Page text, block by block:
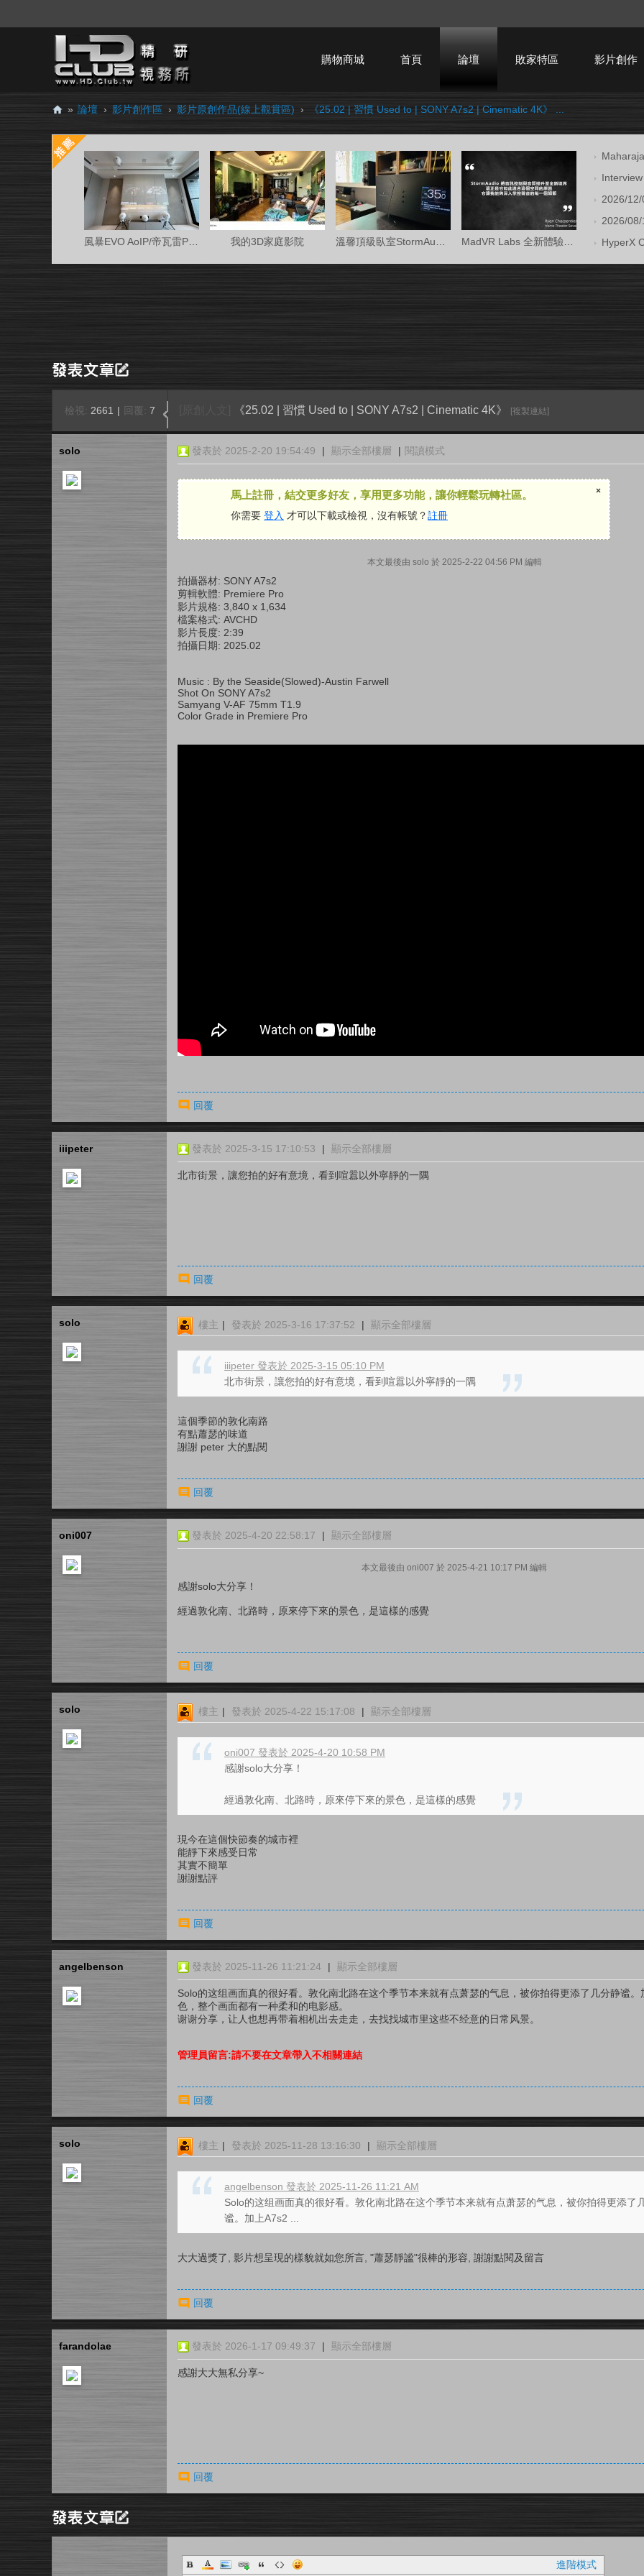
購物商城 首頁 論壇 敗家特區 影片創作
D.
Cl
» 論壇 › 影片創作區 › 影片原創作品(線上觀賞區) › 《25.02 | 習慣 Used to | SONY A7s2 | Cinematic 4K》 ...
我的3D家庭影院
2026/
2026/
HyperX
檢視: 2661 | 回覆: 7 《25.02 | 習慣 Used to | SONY A7s2 | Cinematic 4K》 [複製連結]
solo 發表於 2025-2-20 19:54:49 | 顯示全部樓層 | 閱讀模式
馬上註冊，結交更多好友，享用更多功能，讓你輕鬆玩轉社區。
你需要 登入 才可以下載或檢視，沒有帳號？註冊
×
本文最後由 solo 於 2025-2-22 04:56 PM 編輯
拍攝器材: SONY A7s2
剪輯軟體: Premiere Pro
影片規格: 3,840 x 1,634
檔案格式: AVCHD
影片長度: 2:39
拍攝日期: 2025.02
Music : By the Seaside(Slowed)-Austin Farwell
Shot On SONY A7s2
Samyang V-AF 75mm T1.9
Color Grade in Premiere Pro
回覆
iiipeter 發表於 2025-3-15 17:10:53 | 顯示全部樓層
北市街景，讓您拍的好有意境，看到喧囂以外寧靜的一隅
回覆
solo 樓主 | 發表於 2025-3-16 17:37:52 | 顯示全部樓層
iiipeter 發表於 2025-3-15 05:10 PM
北市街景，讓您拍的好有意境，看到喧囂以外寧靜的一隅
這個季節的敦化南路
有點蕭瑟的味道
謝謝 peter 大的點閱
回覆
oni007 發表於 2025-4-20 22:58:17 | 顯示全部樓層
本文最後由 oni007 於 2025-4-21 10:17 PM 編輯
感謝solo大分享！
經過敦化南、北路時，原來停下來的景色，是這樣的感覺
回覆
solo 樓主 | 發表於 2025-4-22 15:17:08 | 顯示全部樓層
oni007 發表於 2025-4-20 10:58 PM
感謝solo大分享！
經過敦化南、北路時，原來停下來的景色，是這樣的感覺
現今在這個快節奏的城市裡
能靜下來感受日常
其實不簡單
謝謝點評
回覆
angelbenson 發表於 2025-11-26 11:21:24 | 顯示全部樓層
Solo的这组画面真的很好看。敦化南北路在这个季节本来就有点萧瑟的气息，被你拍得更添了几分静谧
色，整个画面都有一种柔和的电影感。
谢谢分享，让人也想再带着相机出去走走，去找找城市里这些不经意的日常风景。
管理員留言:請不要在文章帶入不相關連結
回覆
solo 樓主 | 發表於 2025-11-28 13:16:30 | 顯示全部樓層
angelbenson 發表於 2025-11-26 11:21 AM
Solo的这组画面真的很好看。敦化南北路在这个季节本来就有点萧瑟的气息，被你拍得更添了
谧。加上A7s2 ...
大大過獎了, 影片想呈現的樣貌就如您所言, "蕭瑟靜謐"很棒的形容, 謝謝點閱及留言
回覆
farandolae 發表於 2026-1-17 09:49:37 | 顯示全部樓層
感謝大大無私分享~
回覆
進階模式